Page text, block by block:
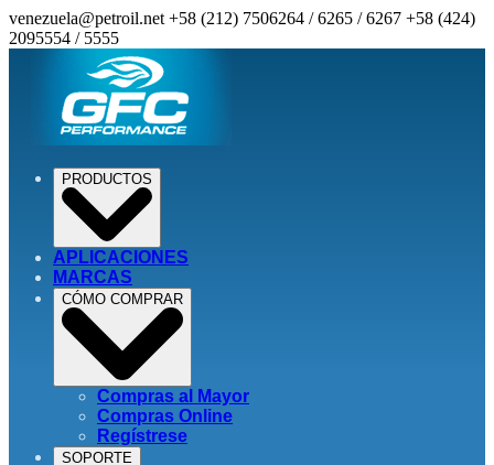
venezuela@petroil.net +58 (212) 7506264 / 6265 / 6267 +58 (424)
2095554 / 5555
PRODUCTOS
APLICACIONES
MARCAS
CÓMO COMPRAR
Compras al Mayor
Compras Online
Regístrese
SOPORTE